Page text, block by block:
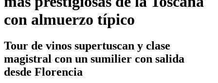
con almuerzo típico
Tour de vinos supertuscan y clase
magistral con un sumilier con salida
desde Florencia